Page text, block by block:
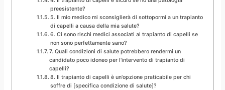
preesistente?
5. Il mio medico mi sconsiglierà di sottopormi a un trapianto
di capelli a causa della mia salute?
6. Ci sono rischi medici associati al trapianto di capelli se
non sono perfettamente sano?
7. Quali condizioni di salute potrebbero rendermi un
candidato poco idoneo per l'intervento di trapianto di
capelli?
8. Il trapianto di capelli è un'opzione praticabile per chi
soffre di [specifica condizione di salute]?